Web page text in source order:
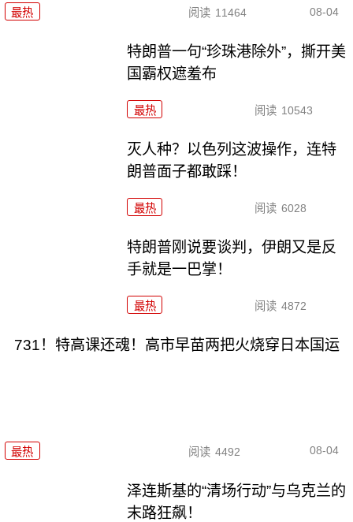
最热 阅读 11464 08-04
特朗普一句“珍珠港除外”，撕开美
国霸权遮羞布
最热 阅读 10543
灭人种？以色列这波操作，连特
朗普面子都敢踩！
最热 阅读 6028
特朗普刚说要谈判，伊朗又是反
手就是一巴掌！
最热 阅读 4872
731！特高课还魂！高市早苗两把火烧穿日本国运
最热 阅读 4492 08-04
泽连斯基的“清场行动”与乌克兰的
末路狂飙！